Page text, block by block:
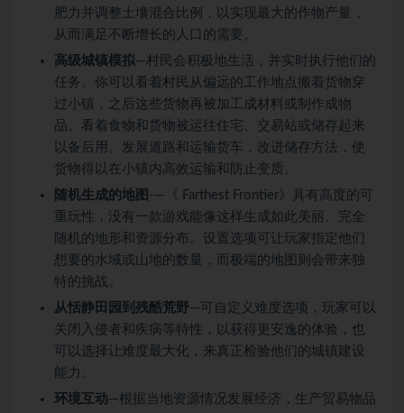
肥力并调整土壤混合比例，以实现最大的作物产量，
从而满足不断增长的人口的需要。
高级城镇模拟—村民会积极地生活，并实时执行他们的
任务。你可以看着村民从偏远的工作地点搬着货物穿
过小镇，之后这些货物再被加工成材料或制作成物
品。看着食物和货物被运往住宅、交易站或储存起来
以备后用。发展道路和运输货车，改进储存方法，使
货物得以在小镇内高效运输和防止变质。
随机生成的地图 -—《 Farthest Frontier》具有高度的可
重玩性，没有一款游戏能像这样生成如此美丽、完全
随机的地形和资源分布。设置选项可让玩家指定他们
想要的水域或山地的数量，而极端的地图则会带来独
特的挑战。
从恬静田园到残酷荒野—可自定义难度选项，玩家可以
关闭入侵者和疾病等特性，以获得更安逸的体验，也
可以选择让难度最大化，来真正检验他们的城镇建设
能力。
环境互动—根据当地资源情况发展经济，生产贸易物品